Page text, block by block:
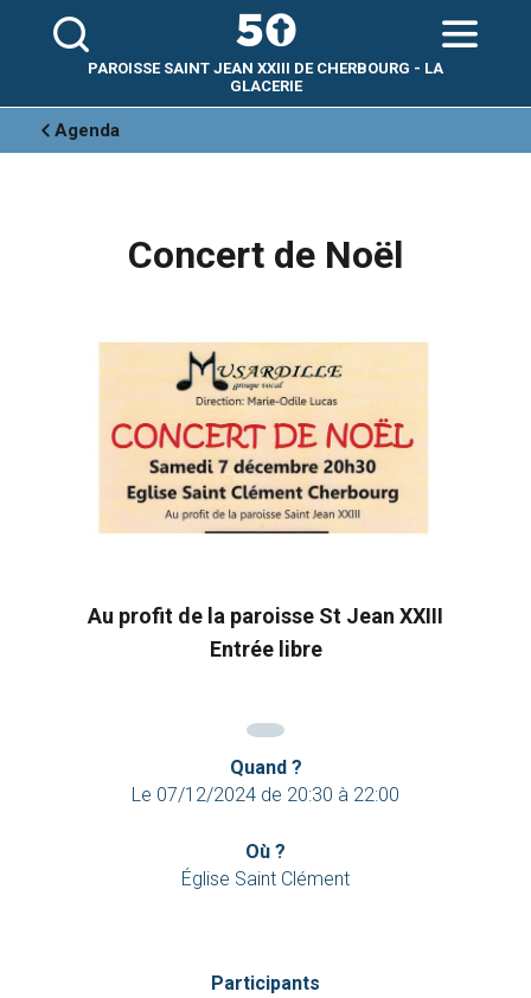
personnels
PAROISSE SAINT JEAN XXIII DE CHERBOURG - LA
GLACERIE
Agenda
Concert de Noël
Au profit de la paroisse St Jean XXIII
Entrée libre
Quand ?
Le 07/12/2024 de 20:30 à 22:00
Où ?
Église Saint Clément
Participants